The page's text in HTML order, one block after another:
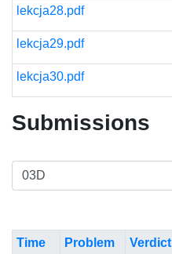
lekcja28.pdf
lekcja29.pdf
lekcja30.pdf
Submissions
Time Problem Verdict